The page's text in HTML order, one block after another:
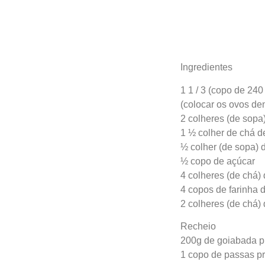
Ingredientes
1 1 / 3 (copo de
(colocar os ovos
2 colheres (de
1 ½ colher de chá
½ colher (de sopa)
½ copo de açúcar
4 colheres (de chá)
4 copos de farinha
2 colheres (de chá)
Recheio
200g de goiabada
1 copo de passas